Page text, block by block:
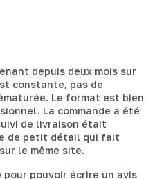
depuis deux mois sur
constante, pas de
Le format est bien
La commande a été
de livraison était
de petit détail qui fait
le même site.
pouvoir écrire un avis